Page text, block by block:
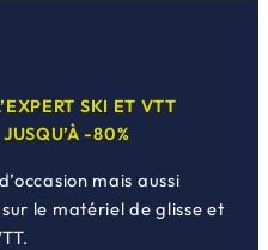
SKI ET VTT
-80%
mais aussi
le matériel de glisse et